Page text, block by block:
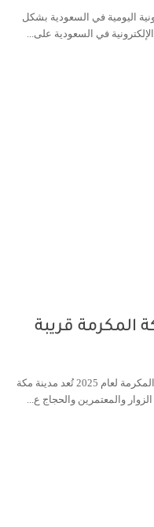
اليومية في السعودية بشكل
في السعودية على...
قريبة
دليل شامل لأفضل 6 مولات تسوق في مكة المكرمة لعام 2025 تُعد مدينة مكة
والمعتمرين والحجاج ع...